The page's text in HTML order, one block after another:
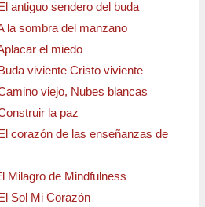
antiguo sendero del buda
la sombra del manzano
el miedo
viviente Cristo viviente
viejo, Nubes blancas
la paz
corazón de las enseñanzas de
Milagro de Mindfulness
Sol Mi Corazón